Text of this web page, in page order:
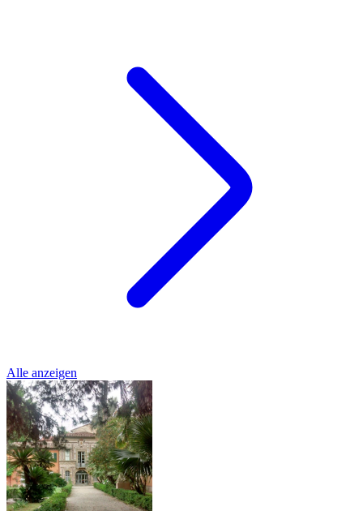
Alle anzeigen